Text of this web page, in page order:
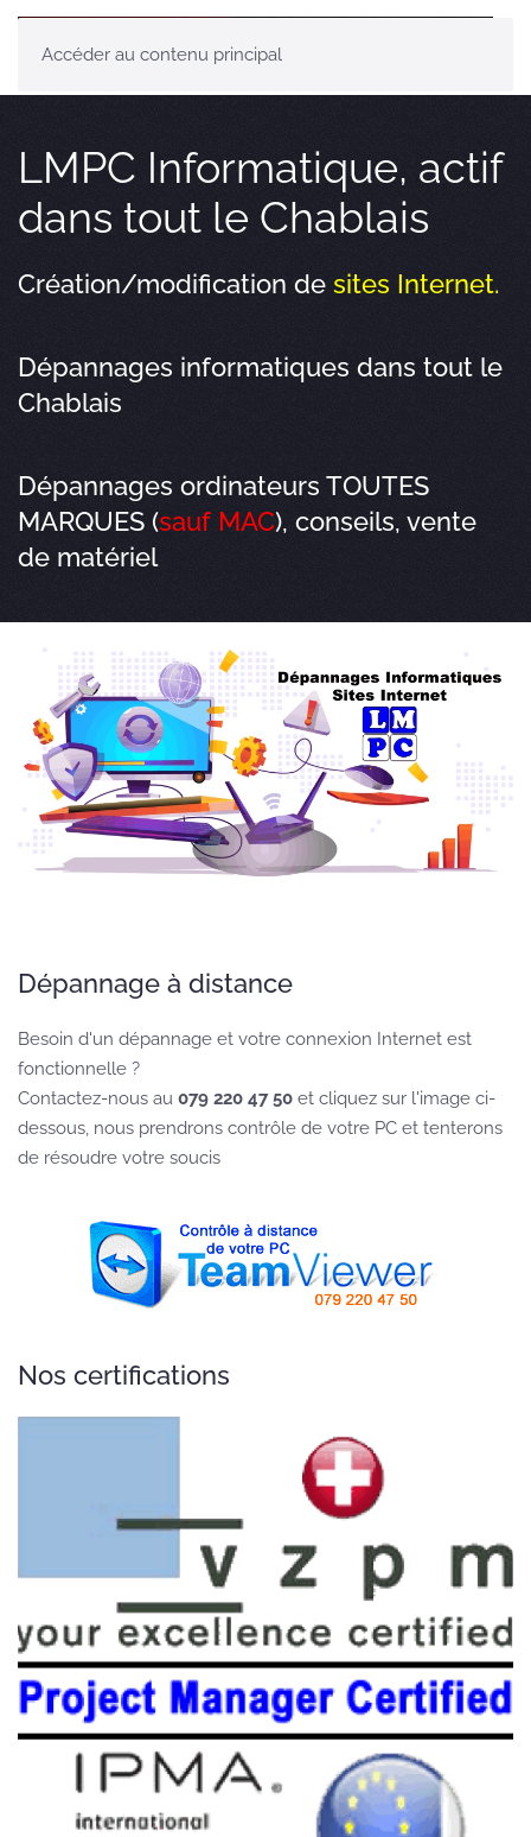
Accéder au contenu principal
LMPC Informatique, actif
dans tout le Chablais
Création/modification de sites Internet.
Dépannages informatiques dans tout le
Chablais
Dépannages ordinateurs TOUTES
MARQUES (sauf MAC), conseils, vente
de matériel
Dépannage à distance
Besoin d'un dépannage et votre connexion Internet est
fonctionnelle ?
Contactez-nous au 079 220 47 50 et cliquez sur l'image ci-
dessous, nous prendrons contrôle de votre PC et tenterons
de résoudre votre soucis
Nos certifications